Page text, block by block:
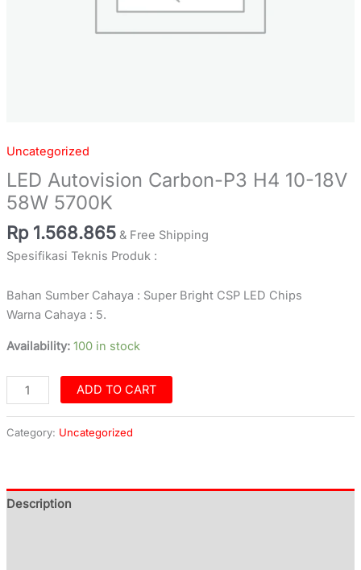
Uncategorized
LED Autovision Carbon-P3 H4 10-18V
58W 5700K
Rp 1.568.865 & Free Shipping
Spesifikasi Teknis Produk :
Bahan Sumber Cahaya : Super Bright CSP LED Chips
Warna Cahaya : 5.
Availability: 100 in stock
ADD TO CART
Category: Uncategorized
Description